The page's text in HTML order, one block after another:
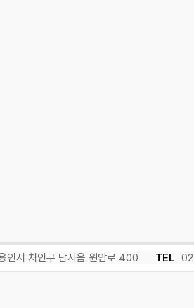
인시 처인구 남사읍 원암로 400 TEL